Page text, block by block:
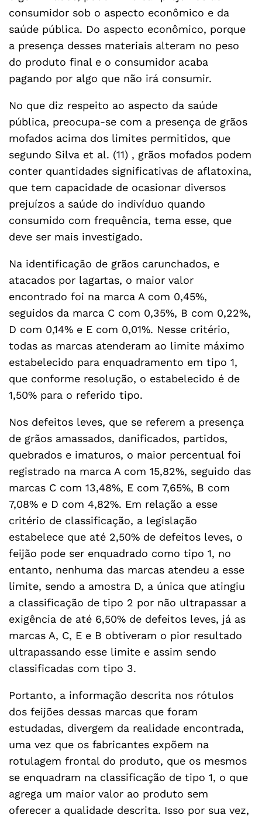
consumidor sob o aspecto econômico e da
saúde pública. Do aspecto econômico, porque
a presença desses materiais alteram no peso
do produto final e o consumidor acaba
pagando por algo que não irá consumir.
No que diz respeito ao aspecto da saúde
pública, preocupa-se com a presença de grãos
mofados acima dos limites permitidos, que
segundo Silva et al. (11) , grãos mofados podem
conter quantidades significativas de aflatoxina,
que tem capacidade de ocasionar diversos
prejuízos a saúde do indivíduo quando
consumido com frequência, tema esse, que
deve ser mais investigado.
Na identificação de grãos carunchados, e
atacados por lagartas, o maior valor
encontrado foi na marca A com 0,45%,
seguidos da marca C com 0,35%, B com 0,22%,
D com 0,14% e E com 0,01%. Nesse critério,
todas as marcas atenderam ao limite máximo
estabelecido para enquadramento em tipo 1,
que conforme resolução, o estabelecido é de
1,50% para o referido tipo.
Nos defeitos leves, que se referem a presença
de grãos amassados, danificados, partidos,
quebrados e imaturos, o maior percentual foi
registrado na marca A com 15,82%, seguido das
marcas C com 13,48%, E com 7,65%, B com
7,08% e D com 4,82%. Em relação a esse
critério de classificação, a legislação
estabelece que até 2,50% de defeitos leves, o
feijão pode ser enquadrado como tipo 1, no
entanto, nenhuma das marcas atendeu a esse
limite, sendo a amostra D, a única que atingiu
a classificação de tipo 2 por não ultrapassar a
exigência de até 6,50% de defeitos leves, já as
marcas A, C, E e B obtiveram o pior resultado
ultrapassando esse limite e assim sendo
classificadas com tipo 3.
Portanto, a informação descrita nos rótulos
dos feijões dessas marcas que foram
estudadas, divergem da realidade encontrada,
uma vez que os fabricantes expõem na
rotulagem frontal do produto, que os mesmos
se enquadram na classificação de tipo 1, o que
agrega um maior valor ao produto sem
oferecer a qualidade descrita. Isso por sua vez,